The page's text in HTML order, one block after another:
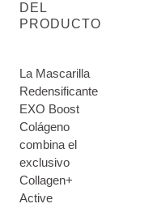
DEL
PRODUCTO
La Mascarilla
Redensificante
EXO Boost
Colágeno
combina el
exclusivo
Collagen+
Active